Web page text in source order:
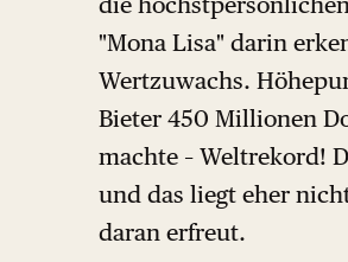
"Mona Lisa" darin
Wertzuwachs.
Bieter 450 Millionen
machte – Weltrekord!
und das liegt eher
daran erfreut.